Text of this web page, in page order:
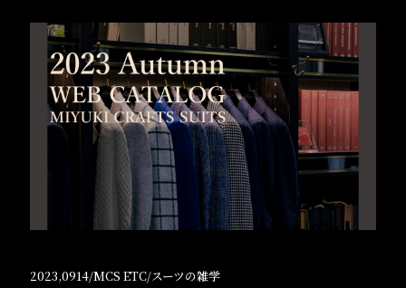
取り扱いテキスタイルブランド
Column
スタッフが発信するコラム
Journal
特集ジャーナル/記事/よみもの
オンラインショップ
2023,0914/MCS ETC/スーツの雑学